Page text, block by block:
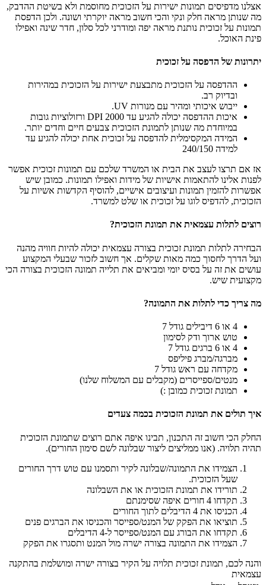
אצלנו מדפיסים תמונות ישירות על הזכוכית מחוסמת ולא בשיטת ההדבק,
מה שנותן מראה חלק ונקי והכי חשוב מראה יוקרתי ושונה. ולכן הדפסת
תמונות על זכוכית נותנת מראה יפה ומודרני לכל סלון, חדר שינה ואפילו
פינת האוכל.
יתרונות של הדפסה על זכוכית
ההדפסה על הזכוכית מתבצעת ישירות על הזכוכית במהירות
ובדיוק רב.
ייבוש איכותי ומהיר עם מנורות UV.
איכות ההדפסה יכולה להגיע עד 2000 DPI ורזולוציות גובות
במיוחדת מה שנותן לתמונת הזכוכית צבעים חיים וחדים יותר.
המידה המקסימלית להדפסה על זכוכית אחת יכולה להגיע עד
למידה 240/150
אז אם תרצו לעצב את הבית או המשרד שלכם עם תמונות זכוכית אפשר
לפנות אלינו להתאמות אישיות של מידות ואפילו תמונות. כמובן שיש
אפשרות להזמין תמונות ועיצובים אישיים, להוסיף הקדשות אשיות על
הזכוכית, להדפיס לוגו על זכוכית או שלט למשרד.
רוצים לתלות עצמאית את תמונת הזכוכית?
הבחירה לתלות תמונת זכוכית בצורה עצמאית יכולה להיות חוויה מהנה
ועל הדרך לחסוך כמה מאות שקלים. אך חשוב לזכור שבעלי המקצוע
עושים את זה על בסיס יומי ומביאים את תלייה תמונה הזכוכית בצורה הכי
מקצועית שיש.
מה צריך כדי לתלות את התמונה?
4 או 6 דיבילים גודל 7
טוש ארוך ודק לסימון
4 או 6 ברגים גודל 7
מברגה/מברג פיליפס
מקדחה עם ראש גודל 7
מנטים/ספייסרים (מקבלים עם המשלוח שלנו)
תמונת זכוכית כמובן :)
איך תולים את תמונת הזכוכית בכמה צעדים
החלק הכי חשוב זה התכנון, תבינו איפה אתם רוצים שתמונת הזכוכית
תהיה תלויה. (אנו ממליצים ליצור שבלונה לשם סימון החורים).
הצמידו את התמונה/שבלונה לקיר ותסמנו עם טוש דרך החורים
שעל הזכוכית.
תורידו את תמונת הזכוכית או את השבלונה
תקדחו 4 חורים איפה שסימנתם
הכניסו את 4 הדיבלים לתוך החורים
תוציאו את הפקק של המנט/ספייסר והכניסו את הברגים פנים
תקדחו את הבורג עם המנט/ספייסר ל-4 הדיבלים
הצמידו את התמונה בצורה ישרה מול המנט ותסגרו את הפקק
והנה לכם, תמונת זכוכית תלויה על הקיר בצורה ישרה ומושלמת בהתקנה
עצמאית